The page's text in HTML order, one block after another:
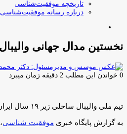
تاریخچه موفقیت‌شناسی
درباره رسانه موفقیت‌شناسی
نخستین مدال جهانی
0 خواندن این مطلب 2 دقیقه زمان میبرد
تیم ملی والیبال ساحلی زیر ۱۹ سال ایران برابر مکزیک در دیدار رده‌بندی رقابت‌های قهرمانی جهان به پیروزی رسید و مدال برنز این مسابقات را از آن خود کرد.
به گزارش پایگاه خبری موفقیت شناسی